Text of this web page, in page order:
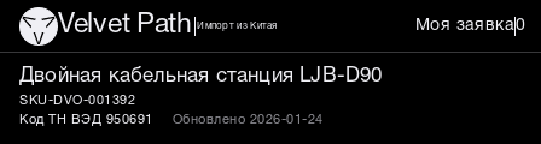
Velvet Path Импорт из Китая Моя заявка0
Двойная кабельная
Двойная кабельная станция LJB-D90
SKU-DVO-001392
Код ТН ВЭД 950691
Обновлено 2026-01-24